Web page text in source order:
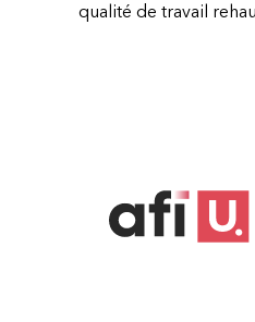
qualité de travail